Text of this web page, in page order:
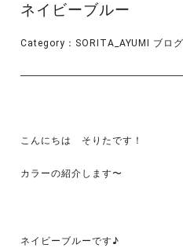
ネイビーブルー
Category： SORITA_AYUMI ブログ
こんにちは そりたです！
カラーの紹介します〜
ネイビーブルーです♪